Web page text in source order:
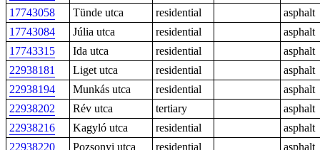
17743058
Tünde utca residential
asphalt
17743084
Júlia utca residential
asphalt
17743315
Ida utca residential
asphalt
22938181
Liget utca residential
asphalt
22938194
Munkás utca residential
asphalt
22938202
Rév utca tertiary
asphalt
22938216
Kagyló utca residential
asphalt
22938220
Pozsonyi utca residential
asphalt